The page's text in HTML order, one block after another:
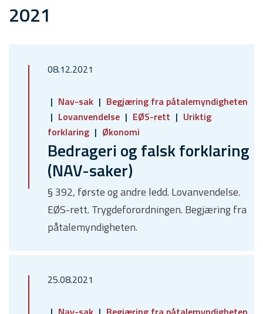
2021
08.12.2021
Nav-sak
Begjæring fra påtalemyndigheten
Lovanvendelse
EØS-rett
Uriktig
forklaring
Økonomi
Bedrageri og falsk forklaring
(NAV-saker)
§ 392, første og andre ledd. Lovanvendelse.
EØS-rett. Trygdeforordningen. Begjæring fra
påtalemyndigheten.
25.08.2021